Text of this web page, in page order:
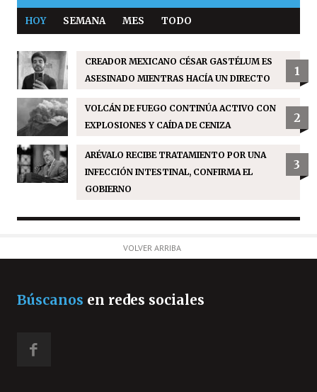
HOY SEMANA MES TODO
CREADOR MEXICANO CÉSAR GASTÉLUM ES
ASESINADO MIENTRAS HACÍA UN DIRECTO
1
VOLCÁN DE FUEGO CONTINÚA ACTIVO CON
EXPLOSIONES Y CAÍDA DE CENIZA
2
ARÉVALO RECIBE TRATAMIENTO POR UNA
INFECCIÓN INTESTINAL, CONFIRMA EL
GOBIERNO
3
VOLVER ARRIBA
Búscanos en redes sociales